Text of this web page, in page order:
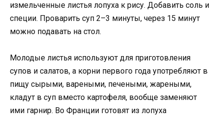
измельченные листья лопуха к рису. Добавить соль и
специи. Проварить суп 2–3 минуты, через 15 минут
можно подавать на стол.
Молодые листья используют для приготовления
супов и салатов, а корни первого года употребляют в
пищу сырыми, вареными, печеными, жареными,
кладут в суп вместо картофеля, вообще заменяют
ими гарнир. Во Франции готовят из лопуха